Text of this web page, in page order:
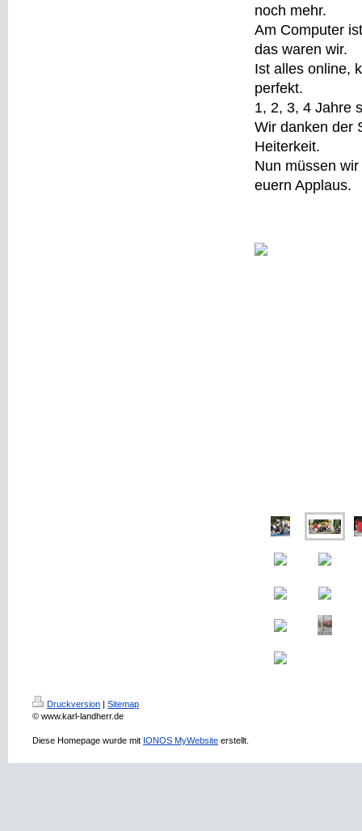
noch mehr.
Am Computer
das waren wir.
Ist alles online,
perfekt.
1, 2, 3, 4 Jahre
Wir danken der
Heiterkeit.
Nun müssen
euern Applaus.
Druckversion | Sitemap
© www.karl-landherr.de
Diese Homepage wurde mit IONOS MyWebsite erstellt.